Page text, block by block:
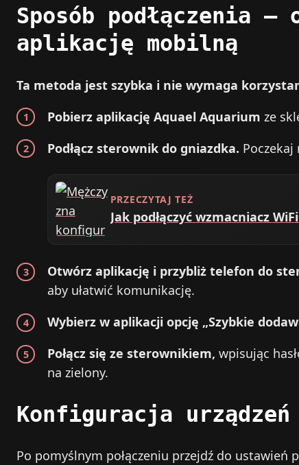
Sposób podłączenia
aplikację mobilną
Ta metoda jest szybka i nie wymaga
Pobierz aplikację Aquael Aquarium ze
Podłącz sterownik do gniazdka. Poczekaj
PRZECZYTAJ TEŻ
Jak podłączyć wzmacniacz
Otwórz aplikację i przybliż telefon do
aby ułatwić komunikację.
Wybierz w aplikacji opcję „Szybkie
Połącz się ze sterownikiem, wpisując
na zielony.
Konfiguracja urządzeń
Po pomyślnym połączeniu przejdź do ustawień